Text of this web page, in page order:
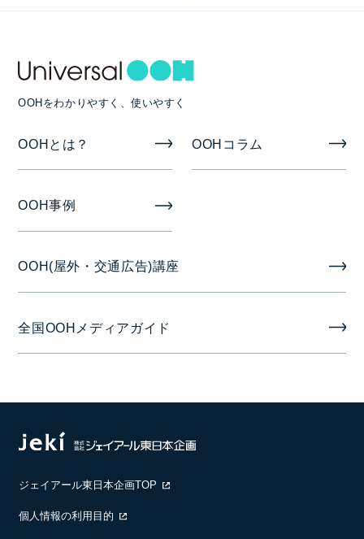
掲出開始日
月曜日
OOHをわかりやすく、使いやすく
OOHとは？ OOHコラム
OOH事例
OOH(屋外・交通広告)講座
全国OOHメディアガイド
ジェイアール東日本企画TOP
個人情報の利用目的